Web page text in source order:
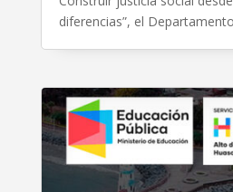
diferencias”, el